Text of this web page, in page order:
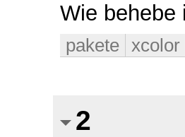
Wie behebe
pakete xcolor
2